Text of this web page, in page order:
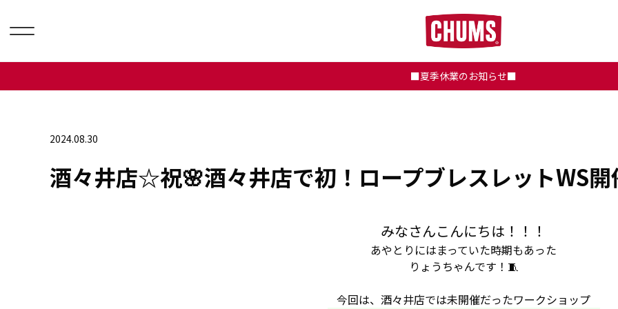
■夏季休業のお知らせ■
2024.08.30
酒々井店☆祝🌸酒々井店で初！ロープブレスレットWS
みなさんこんにちは！！！
あやとりにはまっていた時期もあった
りょうちゃんです！🧵
今回は、酒々井店では未開催だったワークショップ